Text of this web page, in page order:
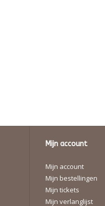
Mijn account
Mijn account
Mijn bestellingen
Mijn tickets
Mijn verlanglijst